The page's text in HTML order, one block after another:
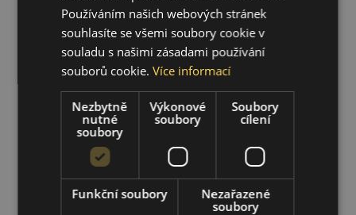
Používáním našich webových stránek
souhlasíte se všemi soubory cookie v
souladu s našimi zásadami používání
souborů cookie.Více informací
Nezbytně
nutné
soubory
Výkonové
soubory
Soubory
cílení
Funkční soubory
Nezařazené
soubory